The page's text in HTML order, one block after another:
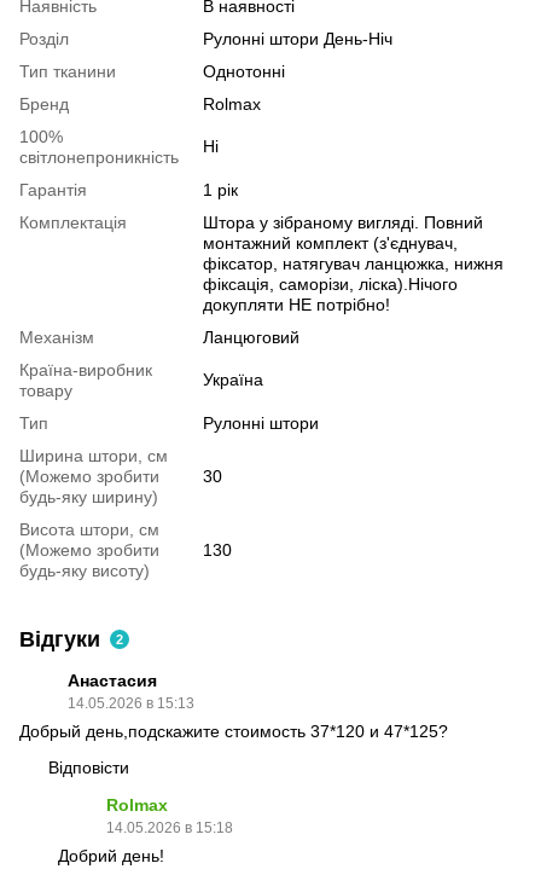
Наявність
В наявності
Розділ
Рулонні штори День-Ніч
Тип тканини
Однотонні
Бренд
Rolmax
100%
світлонепроникність
Ні
Гарантія
1 рік
Комплектація
Штора у зібраному вигляді. Повний
монтажний комплект (з'єднувач,
фіксатор, натягувач ланцюжка, нижня
фіксація, саморізи, ліска).Нічого
докупляти НЕ потрібно!
Механізм
Ланцюговий
Країна-виробник
товару
Україна
Тип
Рулонні штори
Ширина штори, см
(Можемо зробити
будь-яку ширину)
30
Висота штори, см
(Можемо зробити
будь-яку висоту)
130
Відгуки 2
Анастасия
14.05.2026 в 15:13
Добрый день,подскажите стоимость 37*120 и 47*125?
Відповісти
Rolmax
14.05.2026 в 15:18
Добрий день!